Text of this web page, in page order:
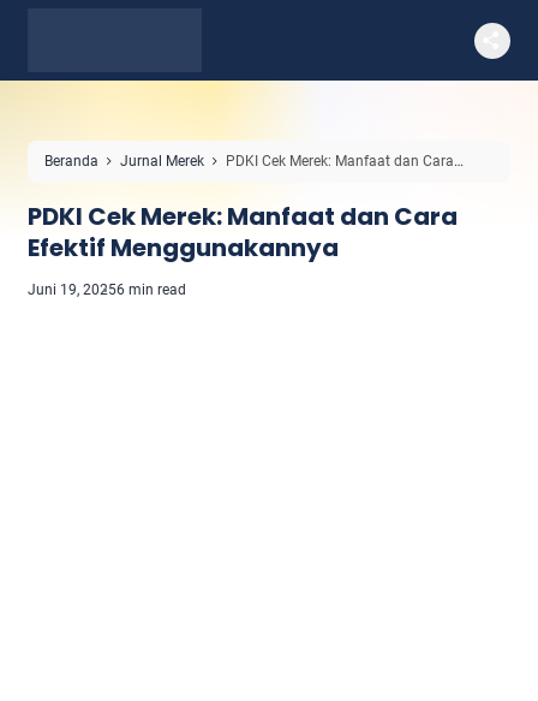
Beranda Jurnal Merek
PDKI Cek Merek: Manfaat dan Cara
PDKI Cek Merek: Manfaat dan Cara
Efektif Menggunakannya
Juni 19, 20256 min read